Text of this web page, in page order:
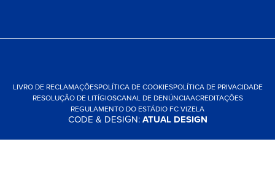
LIVRO DE RECLAMAÇÕESPOLÍTICA DE COOKIESPOLÍTICA DE PRIVACIDADE
RESOLUÇÃO DE LITÍGIOSCANAL DE DENÚNCIAACREDITAÇÕES
REGULAMENTO DO ESTÁDIO FC VIZELA
CODE & DESIGN:ATUAL DESIGN